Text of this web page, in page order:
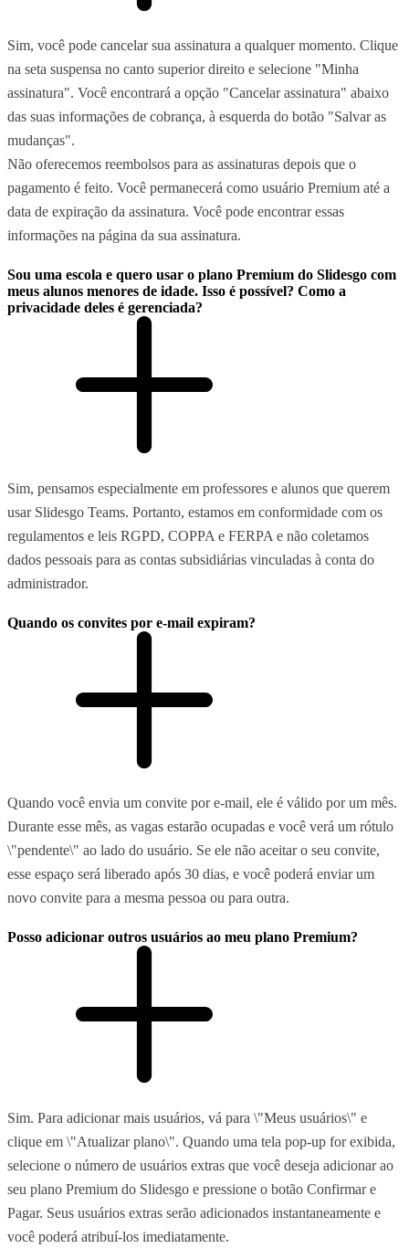
Sim, você pode cancelar sua assinatura a qualquer momento. Clique
na seta suspensa no canto superior direito e selecione "Minha
assinatura". Você encontrará a opção "Cancelar assinatura" abaixo
das suas informações de cobrança, à esquerda do botão "Salvar as
mudanças".
Não oferecemos reembolsos para as assinaturas depois que o
pagamento é feito. Você permanecerá como usuário Premium até a
data de expiração da assinatura. Você pode encontrar essas
informações na página da sua assinatura.
Sou uma escola e quero usar o plano Premium do Slidesgo com
meus alunos menores de idade. Isso é possível? Como a
privacidade deles é gerenciada?
Sim, pensamos especialmente em professores e alunos que querem
usar Slidesgo Teams. Portanto, estamos em conformidade com os
regulamentos e leis RGPD, COPPA e FERPA e não coletamos
dados pessoais para as contas subsidiárias vinculadas à conta do
administrador.
Quando os convites por e-mail expiram?
Quando você envia um convite por e-mail, ele é válido por um mês.
Durante esse mês, as vagas estarão ocupadas e você verá um rótulo
\"pendente\" ao lado do usuário. Se ele não aceitar o seu convite,
esse espaço será liberado após 30 dias, e você poderá enviar um
novo convite para a mesma pessoa ou para outra.
Posso adicionar outros usuários ao meu plano Premium?
Sim. Para adicionar mais usuários, vá para \"Meus usuários\" e
clique em \"Atualizar plano\". Quando uma tela pop-up for exibida,
selecione o número de usuários extras que você deseja adicionar ao
seu plano Premium do Slidesgo e pressione o botão Confirmar e
Pagar. Seus usuários extras serão adicionados instantaneamente e
você poderá atribuí-los imediatamente.